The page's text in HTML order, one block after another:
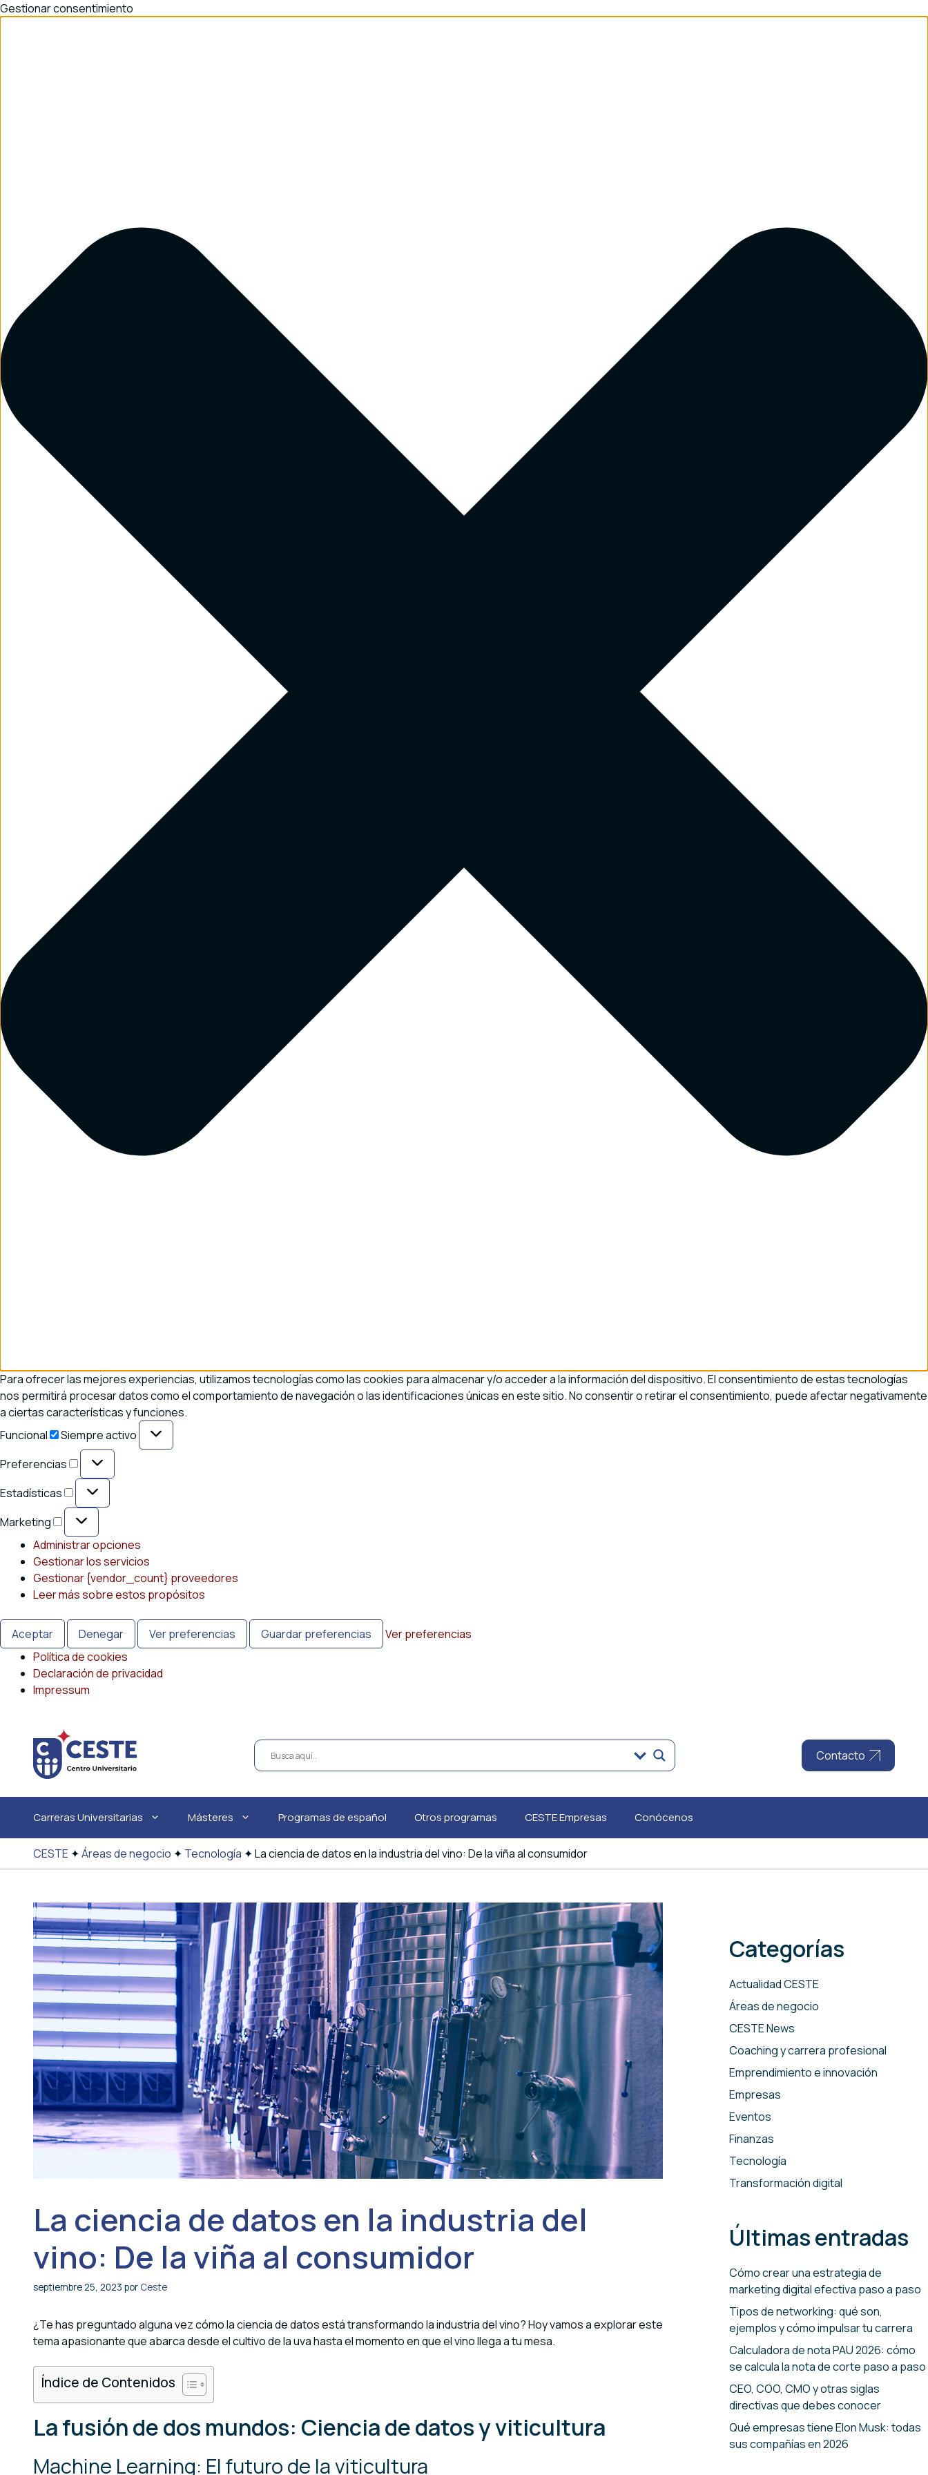
Gestionar consentimiento
Para ofrecer las mejores experiencias, utilizamos tecnologías como las cookies para almacenar y/o acceder a la información del dispositivo. El consentimiento de estas tecnologías
nos permitirá procesar datos como el comportamiento de navegación o las identificaciones únicas en este sitio. No consentir o retirar el consentimiento, puede afectar negativamente
a ciertas características y funciones.
Funcional
Funcional
Siempre activo
Preferencias
Preferencias
Estadísticas Estadísticas
Marketing
Marketing
Administrar opciones
Gestionar los servicios
Gestionar {vendor_count} proveedores
Leer más sobre estos propósitos
Aceptar Denegar Ver preferencias Guardar preferencias
Ver preferencias
Política de cookies
Declaración de privacidad
Impressum
contenido
Contacto
Carreras Universitarias Másteres Programas de español Otros programas CESTE Empresas Conócenos
CESTE ✦Áreas de negocio ✦ Tecnología ✦La ciencia de datos en la industria del vino: De la viña al consumidor
La ciencia de datos en la industria del
vino: De la viña al consumidor
septiembre 25, 2023 por Ceste
¿Te has preguntado alguna vez cómo la ciencia de datos está transformando la industria del vino? Hoy vamos a explorar este
tema apasionante que abarca desde el cultivo de la uva hasta el momento en que el vino llega a tu mesa.
Índice de Contenidos
La fusión de dos mundos: Ciencia de datos y viticultura
Machine Learning: El futuro de la viticultura
Categorías
Actualidad CESTE
Áreas de negocio
CESTE News
Coaching y carrera profesional
Emprendimiento e innovación
Empresas
Eventos
Finanzas
Tecnología
Transformación digital
Últimas entradas
Cómo crear una estrategia de
marketing digital efectiva paso a paso
Tipos de networking: qué son,
ejemplos y cómo impulsar tu carrera
Calculadora de nota PAU 2026: cómo
se calcula la nota de corte paso a paso
CEO, COO, CMO y otras siglas
directivas que debes conocer
Qué empresas tiene Elon Musk: todas
sus compañías en 2026